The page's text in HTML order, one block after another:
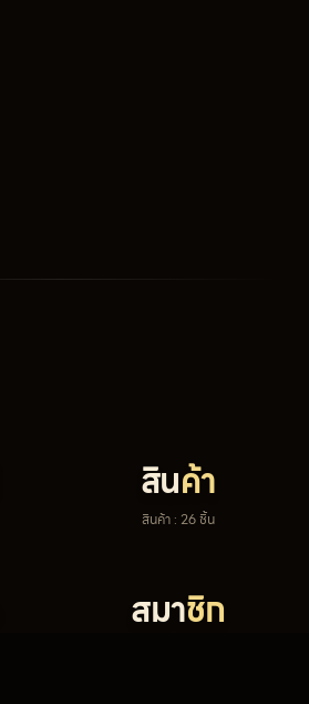
สินค้า
สินค้า : 26 ชิ้น
สมาชิก